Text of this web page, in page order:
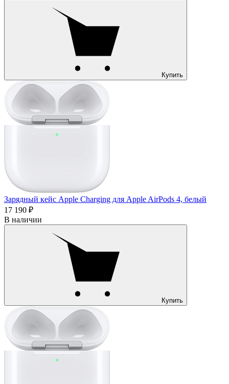
Купить
Зарядный кейс Apple Charging для Apple AirPods 4, белый
17 190 ₽
В наличии
Купить